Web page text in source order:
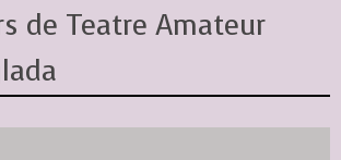
de Teatre Amateur